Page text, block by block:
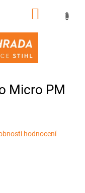
NÁKUPNÍ
Micro PM
hodnocení